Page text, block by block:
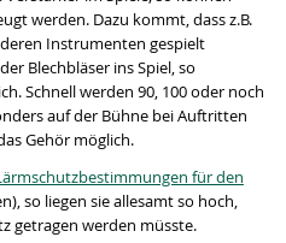
werden. Dazu kommt, dass z.B.
Instrumenten gespielt
Blechbläser ins Spiel, so
Schnell werden 90, 100 oder noch
auf der Bühne bei Auftritten
Gehör möglich.
für den
so liegen sie allesamt so hoch,
getragen werden müsste.